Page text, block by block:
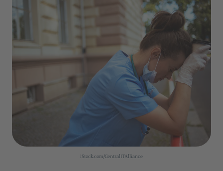
iStock.com/CentralITAlliance